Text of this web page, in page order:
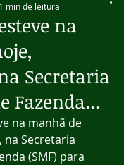
na
Secretaria
Fazenda...
1 min de leitura
na manhã de
na Secretaria
(SMF) para